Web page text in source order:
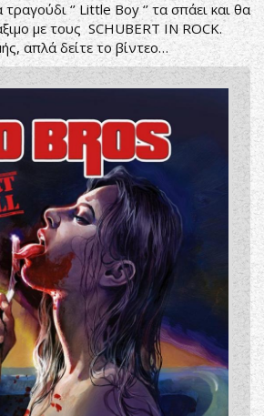
‘’ Little Boy ‘’ τα σπάει και θα
με τους SCHUBERT IN ROCK.
απλά δείτε το βίντεο…